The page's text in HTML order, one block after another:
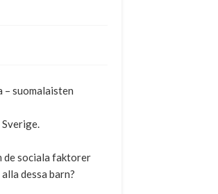
– suomalaisten
de sociala faktorer
dessa barn?